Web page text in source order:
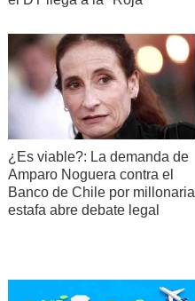
¿Es viable?: La demanda de
Amparo Noguera contra el
Banco de Chile por millonaria
estafa abre debate legal